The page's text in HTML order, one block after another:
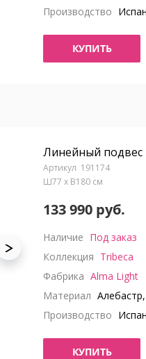
Производство
КУПИТЬ
Линейный подвес
191174
Ш77 x В180 см
133 990 руб.
Наличие Под заказ
Коллекция Tribeca
Фабрика Alma Light
Материал
Производство
КУПИТЬ